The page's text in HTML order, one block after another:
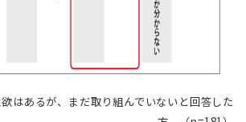
はあるが、まだ取り組んでいないと回答した